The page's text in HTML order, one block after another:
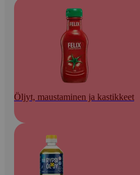
Öljyt, maustaminen ja kastikkeet